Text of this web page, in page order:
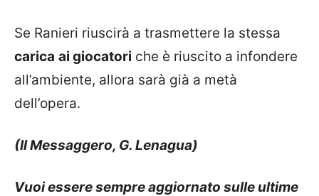
Se Ranieri riuscirà a trasmettere la stessa
carica ai giocatori che è riuscito a infondere
all’ambiente, allora sarà già a metà
dell’opera.
(Il Messaggero, G. Lenagua)
Vuoi essere sempre aggiornato sulle ultime